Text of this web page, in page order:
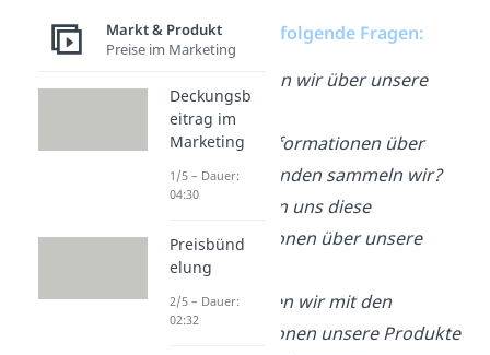
Stell dir dazu folgende Fragen:
Was wissen wir über unsere
Kunden?
Welche Informationen über
unsere Kunden sammeln wir?
Wie nutzen uns diese
Informationen über unsere
Kunden?
Wie können wir mit den
Informationen unsere Produkte
Markt & Produkt
Preise im Marketing
Deckungsb
eitrag im
Marketing
1/5 – Dauer:
04:30
Preisbünd
elung
2/5 – Dauer:
02:32